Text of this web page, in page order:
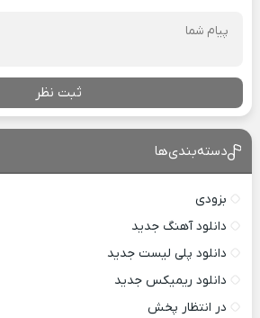
ثبت نظر
دسته‌بندی‌ها
بزودی
دانلود آهنگ جدید
دانلود پلی لیست جدید
دانلود ریمیکس جدید
در انتظار پخش